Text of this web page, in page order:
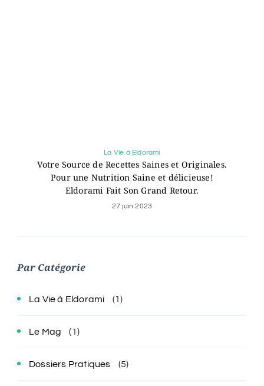
La Vie à Eldorami
Votre Source de Recettes Saines et Originales.
Pour une Nutrition Saine et délicieuse!
Eldorami Fait Son Grand Retour.
27 juin 2023
Par Catégorie
La Vie à Eldorami (1)
Le Mag (1)
Dossiers Pratiques (5)